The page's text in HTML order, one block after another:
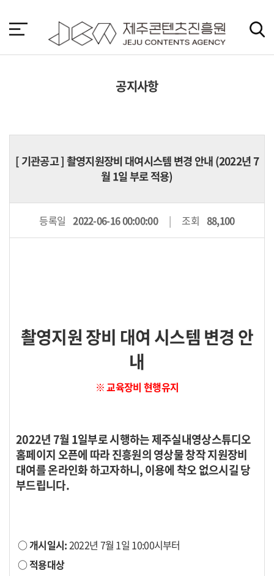
바
가
공지사항
[기관공고] 촬영지원장비 대여시스템 변경 안내 (2022년 7
월 1일 부로 적용)
등록일 2022-06-16 00:00:00 조회 88,100
촬영지원 장비 대여 시스템 변경 안
내
※ 교육장비 현행유지
2022년 7월 1일부로 시행하는 제주실내영상스튜디오
홈페이지 오픈에 따라 진흥원의 영상물 창작 지원장비
대여를 온라인화 하고자하니, 이용에 착오 없으시길 당
부드립니다.
○ 개시일시:2022년 7월 1일 10:00시부터
○ 적용대상